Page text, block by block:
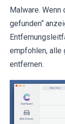
Malware. Wenn
gefunden“
empfohlen, alle
entfernen.